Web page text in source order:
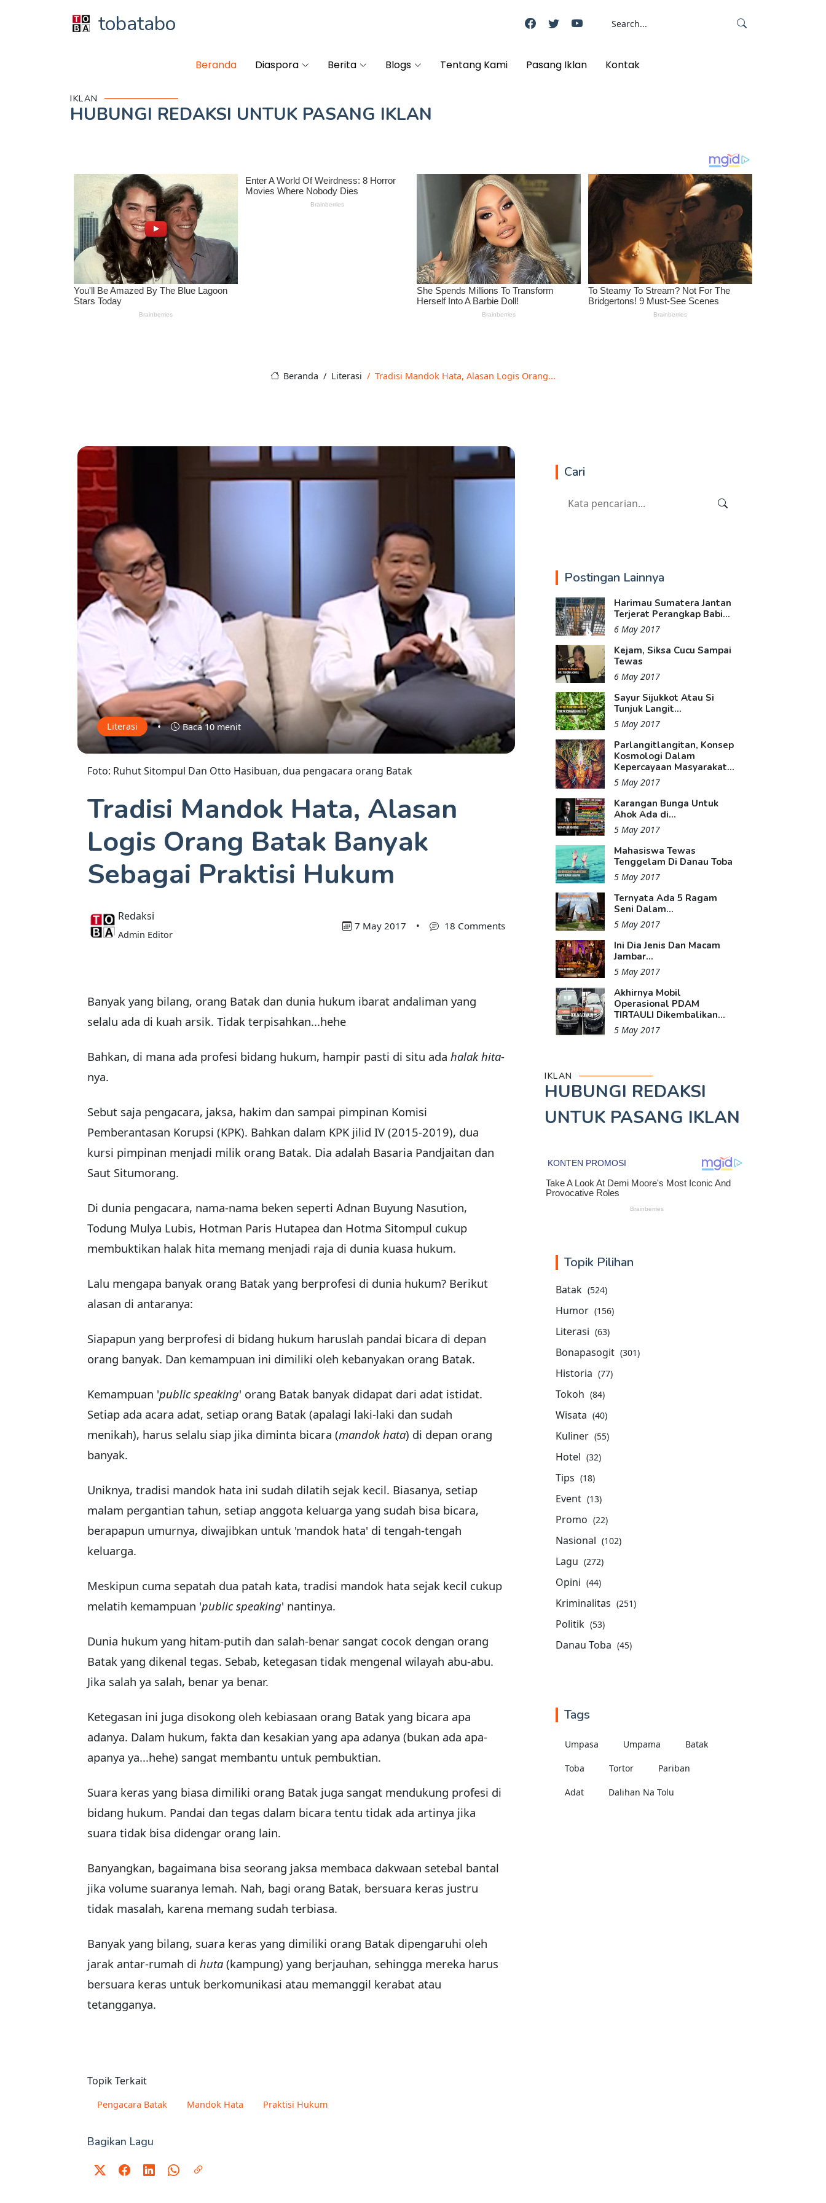
tobatabo
Beranda Diaspora Berita Blogs Tentang Kami Pasang Iklan Kontak
IKLAN
HUBUNGI REDAKSI UNTUK PASANG IKLAN
Beranda Literasi Tradisi Mandok Hata, Alasan Logis Orang...
Literasi • Baca 10 menit
Foto: Ruhut Sitompul Dan Otto Hasibuan, dua pengacara orang Batak
Tradisi Mandok Hata, Alasan
Logis Orang Batak Banyak
Sebagai Praktisi Hukum
Redaksi
Admin Editor
7 May 2017 • 18 Comments
Banyak yang bilang, orang Batak dan dunia hukum ibarat andaliman yang
selalu ada di kuah arsik. Tidak terpisahkan...hehe
Bahkan, di mana ada profesi bidang hukum, hampir pasti di situ ada halak hita-
nya.
Sebut saja pengacara, jaksa, hakim dan sampai pimpinan Komisi
Pemberantasan Korupsi (KPK). Bahkan dalam KPK jilid IV (2015-2019), dua
kursi pimpinan menjadi milik orang Batak. Dia adalah Basaria Pandjaitan dan
Saut Situmorang.
Di dunia pengacara, nama-nama beken seperti Adnan Buyung Nasution,
Todung Mulya Lubis, Hotman Paris Hutapea dan Hotma Sitompul cukup
membuktikan halak hita memang menjadi raja di dunia kuasa hukum.
Lalu mengapa banyak orang Batak yang berprofesi di dunia hukum? Berikut
alasan di antaranya:
Siapapun yang berprofesi di bidang hukum haruslah pandai bicara di depan
orang banyak. Dan kemampuan ini dimiliki oleh kebanyakan orang Batak.
Kemampuan 'public speaking' orang Batak banyak didapat dari adat istidat.
Setiap ada acara adat, setiap orang Batak (apalagi laki-laki dan sudah
menikah), harus selalu siap jika diminta bicara (mandok hata) di depan orang
banyak.
Uniknya, tradisi mandok hata ini sudah dilatih sejak kecil. Biasanya, setiap
malam pergantian tahun, setiap anggota keluarga yang sudah bisa bicara,
berapapun umurnya, diwajibkan untuk 'mandok hata' di tengah-tengah
keluarga.
Meskipun cuma sepatah dua patah kata, tradisi mandok hata sejak kecil cukup
melatih kemampuan 'public speaking' nantinya.
Dunia hukum yang hitam-putih dan salah-benar sangat cocok dengan orang
Batak yang dikenal tegas. Sebab, ketegasan tidak mengenal wilayah abu-abu.
Jika salah ya salah, benar ya benar.
Ketegasan ini juga disokong oleh kebiasaan orang Batak yang bicara apa
adanya. Dalam hukum, fakta dan kesakian yang apa adanya (bukan ada apa-
apanya ya...hehe) sangat membantu untuk pembuktian.
Suara keras yang biasa dimiliki orang Batak juga sangat mendukung profesi di
bidang hukum. Pandai dan tegas dalam bicara tentu tidak ada artinya jika
suara tidak bisa didengar orang lain.
Banyangkan, bagaimana bisa seorang jaksa membaca dakwaan setebal bantal
jika volume suaranya lemah. Nah, bagi orang Batak, bersuara keras justru
tidak masalah, karena memang sudah terbiasa.
Banyak yang bilang, suara keras yang dimiliki orang Batak dipengaruhi oleh
jarak antar-rumah di huta (kampung) yang berjauhan, sehingga mereka harus
bersuara keras untuk berkomunikasi atau memanggil kerabat atau
tetangganya.
Topik Terkait
Pengacara Batak Mandok Hata Praktisi Hukum
Bagikan Lagu
Cari
Postingan Lainnya
Harimau Sumatera Jantan
Terjerat Perangkap Babi...
6 May 2017
Kejam, Siksa Cucu Sampai
Tewas
6 May 2017
Sayur Sijukkot Atau Si
Tunjuk Langit...
5 May 2017
Parlangitlangitan, Konsep
Kosmologi Dalam
Kepercayaan Masyarakat...
5 May 2017
Karangan Bunga Untuk
Ahok Ada di...
5 May 2017
Mahasiswa Tewas
Tenggelam Di Danau Toba
5 May 2017
Ternyata Ada 5 Ragam
Seni Dalam...
5 May 2017
Ini Dia Jenis Dan Macam
Jambar...
5 May 2017
Akhirnya Mobil
Operasional PDAM
TIRTAULI Dikembalikan...
5 May 2017
IKLAN
HUBUNGI REDAKSI
UNTUK PASANG IKLAN
Topik Pilihan
Batak (524)
Humor (156)
Literasi (63)
Bonapasogit (301)
Historia (77)
Tokoh (84)
Wisata (40)
Kuliner (55)
Hotel (32)
Tips (18)
Event (13)
Promo (22)
Nasional (102)
Lagu (272)
Opini (44)
Kriminalitas (251)
Politik (53)
Danau Toba (45)
Tags
Umpasa Umpama Batak
Toba Tortor Pariban
Adat Dalihan Na Tolu